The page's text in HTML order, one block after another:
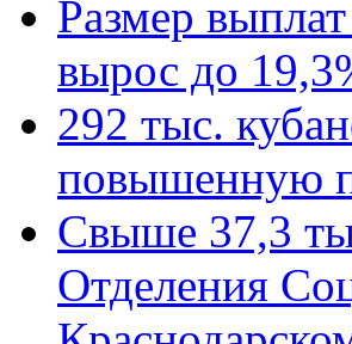
Размер
вырос до
292 тыс.
повышенную
Свыше 37,3
Отделения